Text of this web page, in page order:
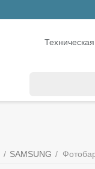
/ SAMSUNG /